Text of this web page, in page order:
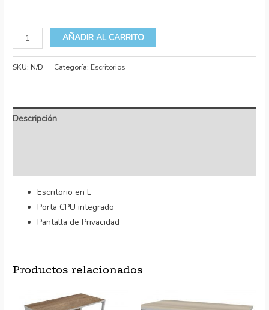
AÑADIR AL CARRITO
SKU: N/D Categoría: Escritorios
Descripción
Escritorio en L
Porta CPU integrado
Pantalla de Privacidad
Productos relacionados